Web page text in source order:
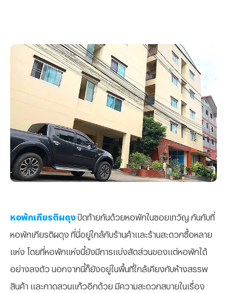
หอพักเกียรติผดุง ปิดท้ายกันด้วยหอพักในซอยเทวัญ กันกับที่
หอพักเกียรติผดุง ที่นี่อยู่ใกล้กับร้านค้าและร้านสะดวกซื้อหลาย
แห่ง โดยที่หอพักแห่งนี้ยังมีการแบ่งสัดส่วนของแต่หอพักได้
อย่างลงตัว นอกจากนี้ก็ยังอยู่ในพื้นที่ใกล้เคียงกับห้างสรรพ
สินค้า และกาดสวนแก้วอีกด้วย มีความสะดวกสบายในเรื่อง